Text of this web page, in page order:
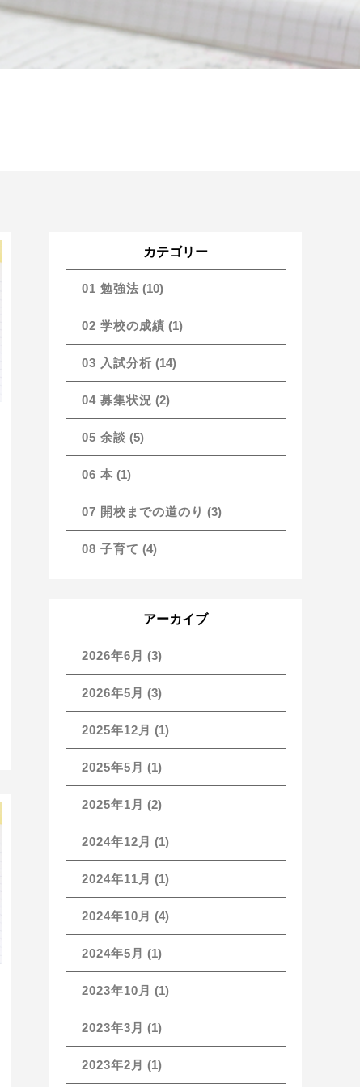
カテゴリー
01 勉強法 (10)
02 学校の成績 (1)
03 入試分析 (14)
04 募集状況 (2)
05 余談 (5)
06 本 (1)
07 開校までの道のり (3)
08 子育て (4)
アーカイブ
2026年6月 (3)
2026年5月 (3)
2025年12月 (1)
2025年5月 (1)
2025年1月 (2)
2024年12月 (1)
2024年11月 (1)
2024年10月 (4)
2024年5月 (1)
2023年10月 (1)
2023年3月 (1)
2023年2月 (1)